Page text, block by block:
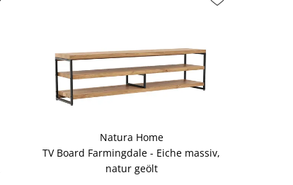
Natura Home
TV Board Farmingdale - Eiche massiv,
natur geölt